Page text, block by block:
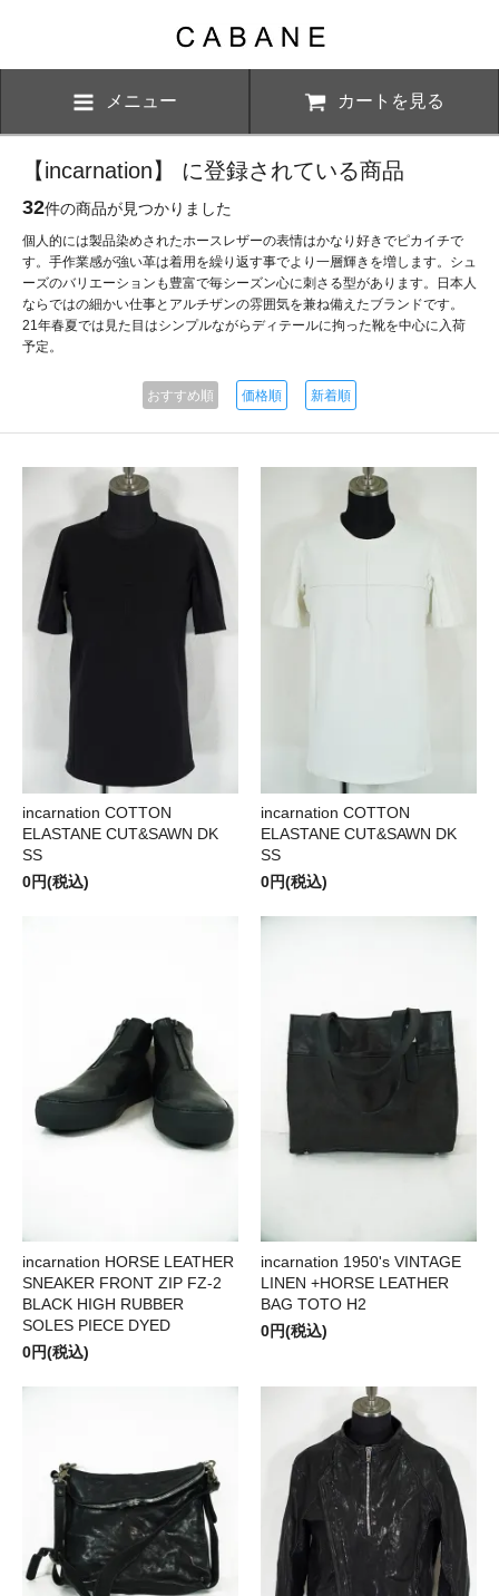
メニュー カートを見る
【incarnation】 に登録されている商品
32件の商品が見つかりました
個人的には製品染めされたホースレザーの表情はかなり好きでピカイチで
す。手作業感が強い革は着用を繰り返す事でより一層輝きを増します。シュ
ーズのバリエーションも豊富で毎シーズン心に刺さる型があります。日本人
ならではの細かい仕事とアルチザンの雰囲気を兼ね備えたブランドです。
21年春夏では見た目はシンプルながらディテールに拘った靴を中心に入荷
予定。
おすすめ順 価格順 新着順
incarnation COTTON
ELASTANE CUT&SAWN DK
SS
0円(税込)
incarnation COTTON
ELASTANE CUT&SAWN DK
SS
0円(税込)
incarnation HORSE LEATHER
SNEAKER FRONT ZIP FZ-2
BLACK HIGH RUBBER
SOLES PIECE DYED
0円(税込)
incarnation 1950's VINTAGE
LINEN +HORSE LEATHER
BAG TOTO H2
0円(税込)